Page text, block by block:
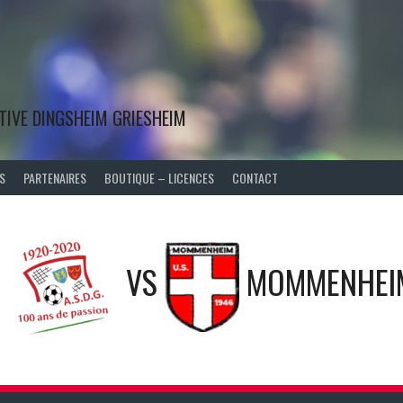
DINGSHEIM GRIESHEIM
PARTENAIRES BOUTIQUE – LICENCES CONTACT
VS